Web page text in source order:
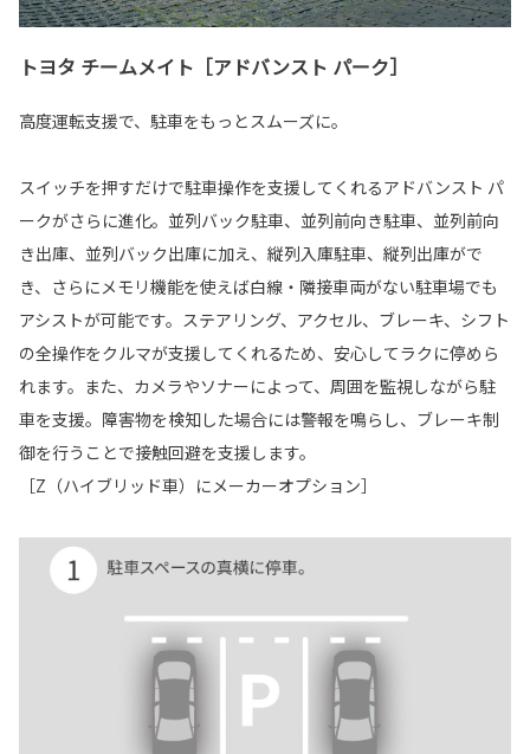
トヨタ チームメイト［アドバンスト パーク］
高度運転支援で、駐車をもっとスムーズに。
スイッチを押すだけで駐車操作を支援してくれるアドバンスト パ
ークがさらに進化。並列バック駐車、並列前向き駐車、並列前向
き出庫、並列バック出庫に加え、縦列入庫駐車、縦列出庫がで
き、さらにメモリ機能を使えば白線・隣接車両がない駐車場でも
アシストが可能です。ステアリング、アクセル、ブレーキ、シフト
の全操作をクルマが支援してくれるため、安心してラクに停めら
れます。また、カメラやソナーによって、周囲を監視しながら駐
車を支援。障害物を検知した場合には警報を鳴らし、ブレーキ制
御を行うことで接触回避を支援します。
［Z（ハイブリッド車）にメーカーオプション］